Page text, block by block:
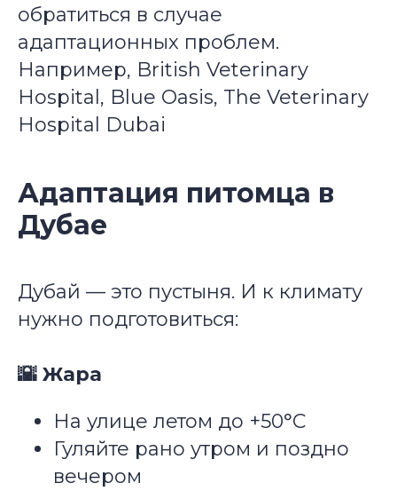
обратиться в случае
адаптационных проблем.
Например, British Veterinary
Hospital , Blue Oasis, The Veterinary
Hospital Dubai
Адаптация питомца в
Дубае
Дубай — это пустыня. И к климату
нужно подготовиться:
🌇 Жара
На улице летом до +50°C
Гуляйте рано утром и поздно
вечером